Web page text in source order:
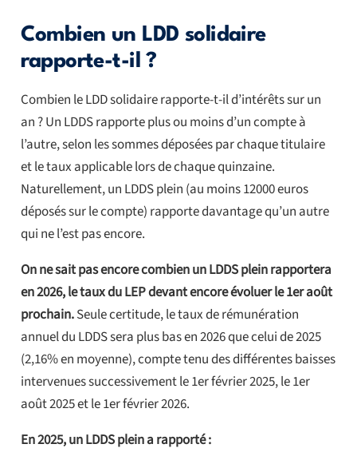
Combien un LDD solidaire
rapporte-t-il ?
Combien le LDD solidaire rapporte-t-il d’intérêts sur un
an ? Un LDDS rapporte plus ou moins d’un compte à
l’autre, selon les sommes déposées par chaque titulaire
et le taux applicable lors de chaque quinzaine.
Naturellement, un LDDS plein (au moins 12000 euros
déposés sur le compte) rapporte davantage qu’un autre
qui ne l’est pas encore.
On ne sait pas encore combien un LDDS plein rapportera
en 2026, le taux du LEP devant encore évoluer le 1er août
prochain.Seule certitude, le taux de rémunération
annuel du LDDS sera plus bas en 2026 que celui de 2025
(2,16% en moyenne), compte tenu des différentes baisses
intervenues successivement le 1er février 2025, le 1er
août 2025 et le 1er février 2026.
En 2025, un LDDS plein a rapporté :